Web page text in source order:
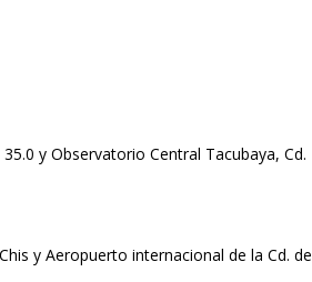
y Observatorio Central Tacubaya, Cd.
y Aeropuerto internacional de la Cd. de